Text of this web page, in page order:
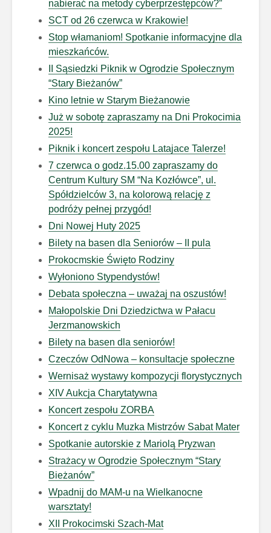
nabierać na metody cyberprzestępców?”
SCT od 26 czerwca w Krakowie!
Stop włamaniom! Spotkanie informacyjne dla
mieszkańców.
II Sąsiedzki Piknik w Ogrodzie Społecznym
“Stary Bieżanów”
Kino letnie w Starym Bieżanowie
Już w sobotę zapraszamy na Dni Prokocimia
2025!
Piknik i koncert zespołu Latajace Talerze!
7 czerwca o godz.15.00 zapraszamy do
Centrum Kultury SM “Na Kozłówce”, ul.
Spółdzielców 3, na kolorową relację z
podróży pełnej przygód!
Dni Nowej Huty 2025
Bilety na basen dla Seniorów – II pula
Prokocmskie Święto Rodziny
Wyłoniono Stypendystów!
Debata społeczna – uważaj na oszustów!
Małopolskie Dni Dziedzictwa w Pałacu
Jerzmanowskich
Bilety na basen dla seniorów!
Czeczów OdNowa – konsultacje społeczne
Wernisaż wystawy kompozycji florystycznych
XIV Aukcja Charytatywna
Koncert zespołu ZORBA
Koncert z cyklu Muzka Mistrzów Sabat Mater
Spotkanie autorskie z Mariolą Pryzwan
Strażacy w Ogrodzie Społecznym “Stary
Bieżanów”
Wpadnij do MAM-u na Wielkanocne
warsztaty!
XII Prokocimski Szach-Mat